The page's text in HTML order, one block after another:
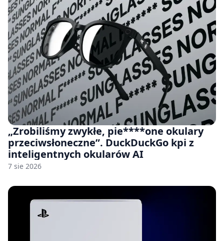
„Zrobiliśmy zwykłe, pie****one okulary
przeciwsłoneczne”. DuckDuckGo kpi z
inteligentnych okularów AI
7 sie 2026